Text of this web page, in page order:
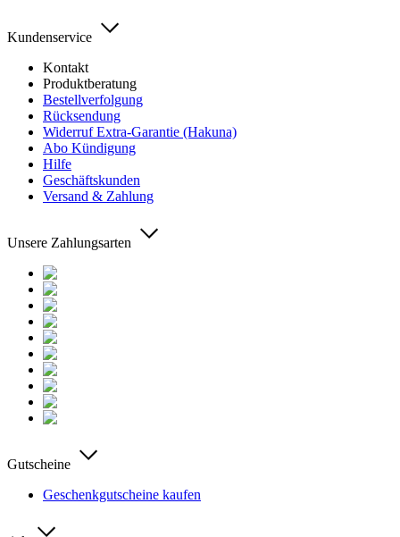
Kundenservice
Kontakt
Produktberatung
Bestellverfolgung
Rücksendung
Widerruf Extra-Garantie (Hakuna)
Abo Kündigung
Hilfe
Geschäftskunden
Versand & Zahlung
Unsere Zahlungsarten
Gutscheine
Geschenkgutscheine kaufen